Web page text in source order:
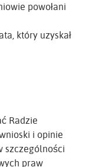
powołani
który uzyskał
Radzie
i opinie
szczególności
praw